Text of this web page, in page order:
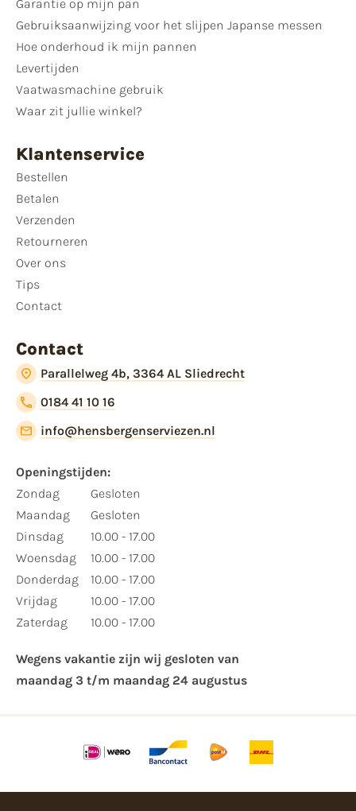
Garantie op mijn pan
Gebruiksaanwijzing voor het slijpen Japanse messen
Hoe onderhoud ik mijn pannen
Levertijden
Vaatwasmachine gebruik
Waar zit jullie winkel?
Klantenservice
Bestellen
Betalen
Verzenden
Retourneren
Over ons
Tips
Contact
Contact
Parallelweg 4b, 3364 AL Sliedrecht
0184 41 10 16
info@hensbergenserviezen.nl
Openingstijden:​
​Zondag
Maandag
Dinsdag
Woensdag
Donderdag
Vrijdag
Zaterdag
Gesloten
Gesloten
10.00 - 17.00
10.00 - 17.00
10.00 - 17.00
10.00 - 17.00
10.00 - 17.00
Wegens vakantie zijn wij gesloten van ​
maandag 3 t/m maandag 24 augustus